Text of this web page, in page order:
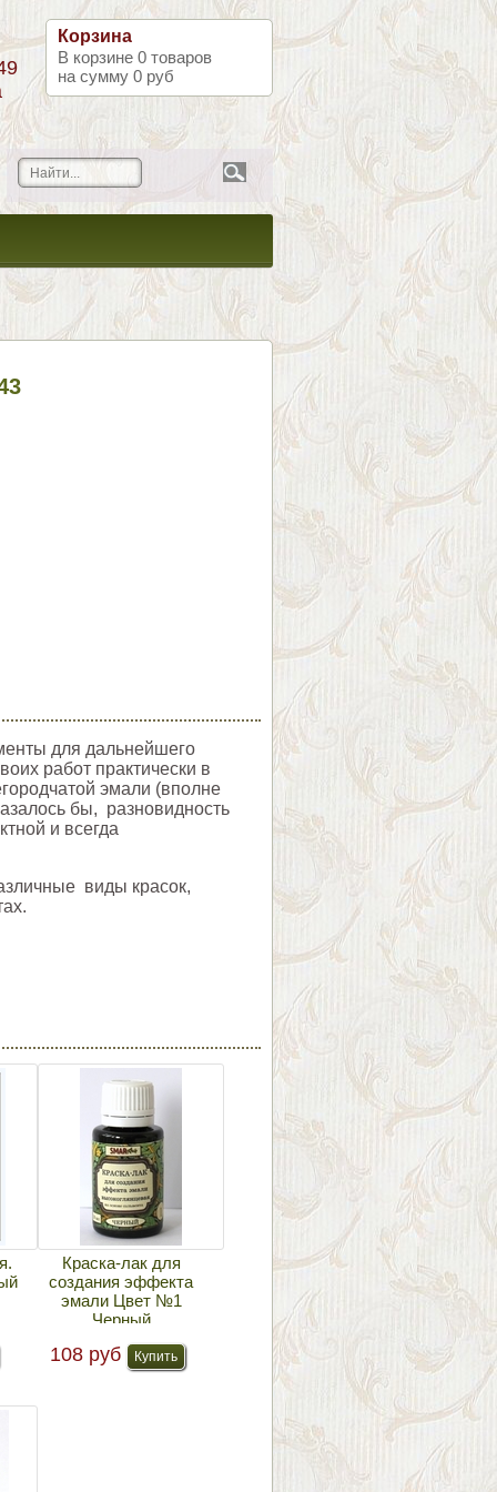
Корзина
В корзине 0 товаров
на сумму 0 руб
для дальнейшего
работ практически в
эмали (вполне
бы, разновидность
и всегда
виды красок,
Краска-лак для
создания эффекта
эмали Цвет №1
Черный
108 руб